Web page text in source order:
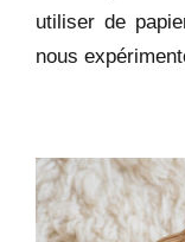
utiliser de
nous